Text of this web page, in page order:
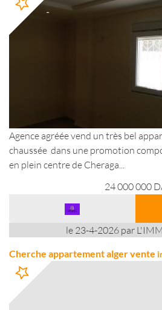
Agence agréée vend un très bel
chaussée dans une promotion
en plein centre de Cheraga...
24 000 000
le 23-4-2026 par
Cherche appartement alger vente